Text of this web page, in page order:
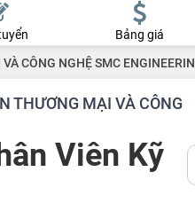
Bảng giá
CÔNG NGHỆ SMC
THƯƠNG MẠI VÀ CÔNG
Viên Kỹ